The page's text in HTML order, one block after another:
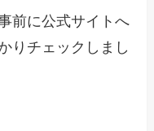
前に公式サイトへ
りチェックしまし